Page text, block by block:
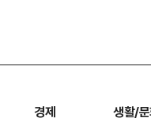
경제 생활/